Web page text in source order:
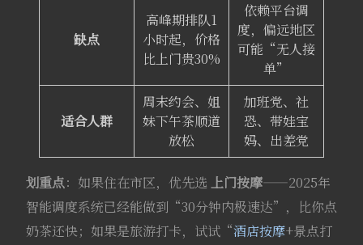
缺点
高峰期排队1
小时起，价格
比上门贵30%
依赖平台调
度，偏远地区
可能“无人接
单”
适合人群
周末约会、姐
妹下午茶顺道
放松
加班党、社
恐、带娃宝
妈、出差党
划重点：如果住在市区，优先选 上门按摩——2025年
智能调度系统已经能做到“30分钟内极速达”，比你点
奶茶还快；如果是旅游打卡，试试“酒店按摩+景点打